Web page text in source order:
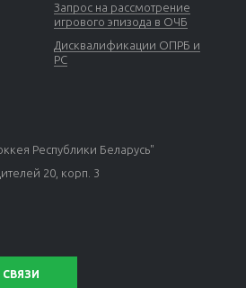
Запрос на рассмотрение
игрового эпизода в ОЧБ
Дисквалификации ОПРБ и
РС
Республики Беларусь"
20, корп. 3